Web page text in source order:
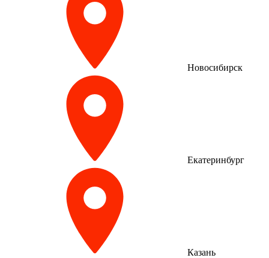
Новосибирск
Екатеринбург
Казань